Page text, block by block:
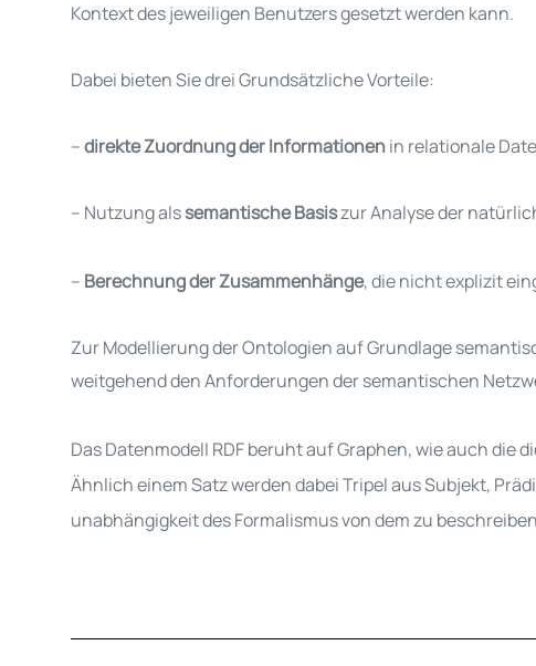
Kontext des jeweiligen Benutzers gesetzt werden kann.
Dabei bieten Sie drei Grundsätzliche Vorteile:
–direkte Zuordnung der Informationenin relationale
– Nutzung alssemantische Basiszur Analyse der
– Berechnung der Zusammenhänge, die nicht explizit
Zur Modellierung der Ontologien auf Grundlage
weitgehend den Anforderungen der semantischen
Das Datenmodell RDF beruht aufGraphen, wie auch die
Ähnlich einem Satz werden dabei Tripel aus Subjekt,
unabhängigkeit des Formalismus von dem zu